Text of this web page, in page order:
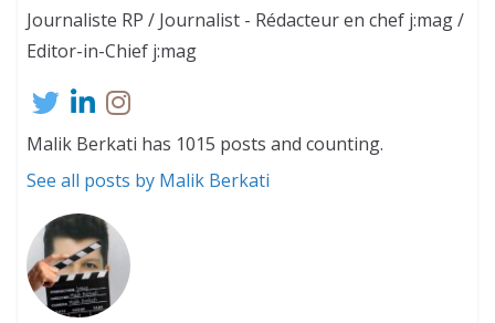
Journaliste RP / Journalist - Rédacteur en chef j:mag /
Editor-in-Chief j:mag
Malik Berkati has 1015 posts and counting.
See all posts by Malik Berkati